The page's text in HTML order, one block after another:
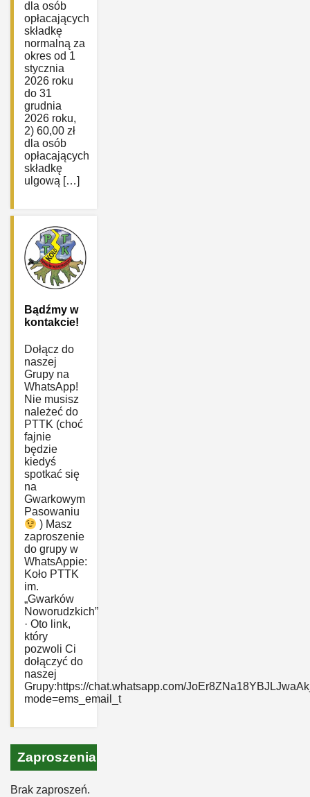
dla osób
opłacających
składkę
normalną za
okres od 1
stycznia
2026 roku
do 31
grudnia
2026 roku,
2) 60,00 zł
dla osób
opłacających
składkę
ulgową […]
Bądźmy w
kontakcie!
Dołącz do
naszej
Grupy na
WhatsApp!
Nie musisz
należeć do
PTTK (choć
fajnie
będzie
kiedyś
spotkać się
na
Gwarkowym
Pasowaniu
) Masz
zaproszenie
do grupy w
WhatsAppie:
‎Koło PTTK
im.
„Gwarków
Noworudzkich”
· Oto link,
który
pozwoli Ci
dołączyć do
naszej
Grupy:https://chat.whatsapp.com/
mode=ems_email_t
Zaproszenia
Brak zaproszeń.